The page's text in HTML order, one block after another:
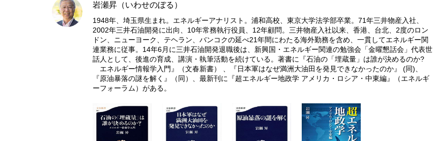
岩瀬昇（いわせのぼる）
1948年、埼玉県生まれ。エネルギーアナリスト。浦和高校、東京大学法学部卒業。71年三井物産入社、
2002年三井石油開発に出向、10年常務執行役員、12年顧問。三井物産入社以来、香港、台北、2度のロン
ドン、ニューヨーク、テヘラン、バンコクの延べ21年間にわたる海外勤務を含め、一貫してエネルギー関
連業務に従事。14年6月に三井石油開発退職後は、新興国・エネルギー関連の勉強会「金曜懇話会」代表世
話人として、後進の育成、講演・執筆活動を続けている。著書に『石油の「埋蔵量」は誰が決めるのか?
エネルギー情報学入門』（文春新書） 、『日本軍はなぜ満洲大油田を発見できなかったのか』 (同)、
『原油暴落の謎を解く』（同）、最新刊に『超エネルギー地政学 アメリカ・ロシア・中東編』（エネルギ
ーフォーラム）がある。